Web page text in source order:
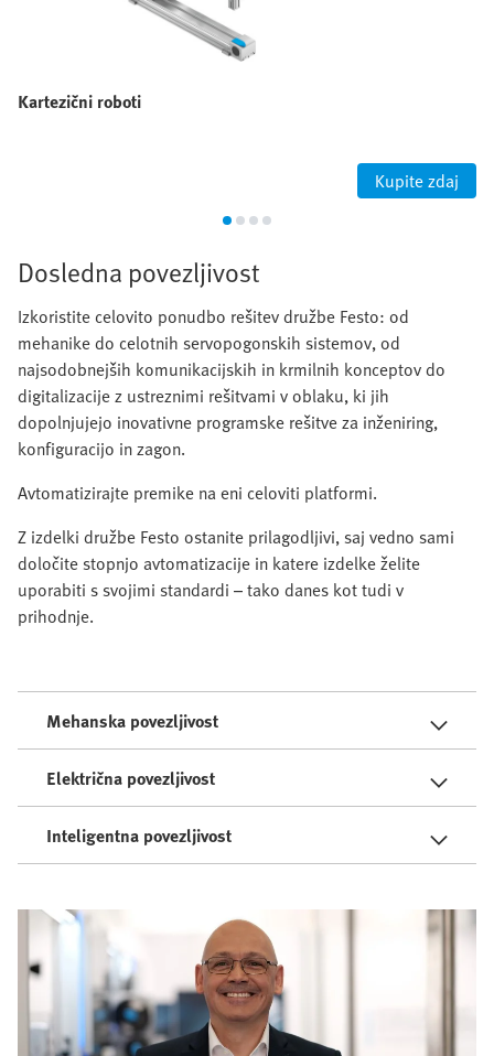
Kartezični roboti
Kupite zdaj
Dosledna povezljivost
Izkoristite celovito ponudbo rešitev družbe Festo: od
mehanike do celotnih servopogonskih sistemov, od
najsodobnejših komunikacijskih in krmilnih konceptov do
digitalizacije z ustreznimi rešitvami v oblaku, ki jih
dopolnjujejo inovativne programske rešitve za inženiring,
konfiguracijo in zagon.
Avtomatizirajte premike na eni celoviti platformi.
Z izdelki družbe Festo ostanite prilagodljivi, saj vedno sami
določite stopnjo avtomatizacije in katere izdelke želite
uporabiti s svojimi standardi – tako danes kot tudi v
prihodnje.
Mehanska povezljivost
Električna povezljivost
Inteligentna povezljivost